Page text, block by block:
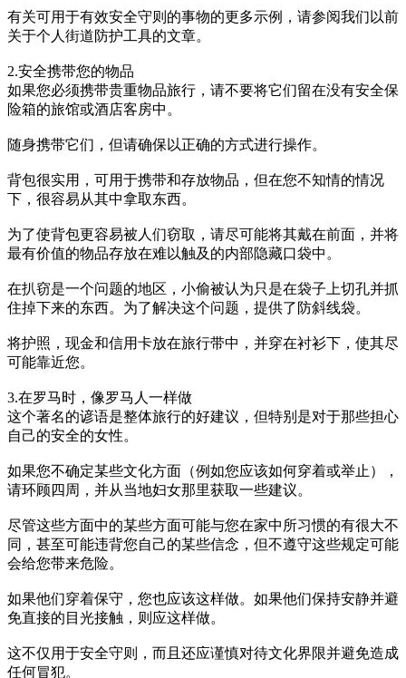
有关可用于有效安全守则的事物的更多示例，请参阅我们以前
关于个人街道防护工具的文章。
2.安全携带您的物品
如果您必须携带贵重物品旅行，请不要将它们留在没有安全保
险箱的旅馆或酒店客房中。
随身携带它们，但请确保以正确的方式进行操作。
背包很实用，可用于携带和存放物品，但在您不知情的情况
下，很容易从其中拿取东西。
为了使背包更容易被人们窃取，请尽可能将其戴在前面，并将
最有价值的物品存放在难以触及的内部隐藏口袋中。
在扒窃是一个问题的地区，小偷被认为只是在袋子上切孔并抓
住掉下来的东西。为了解决这个问题，提供了防斜线袋。
将护照，现金和信用卡放在旅行带中，并穿在衬衫下，使其尽
可能靠近您。
3.在罗马时，像罗马人一样做
这个著名的谚语是整体旅行的好建议，但特别是对于那些担心
自己的安全的女性。
如果您不确定某些文化方面（例如您应该如何穿着或举止），
请环顾四周，并从当地妇女那里获取一些建议。
尽管这些方面中的某些方面可能与您在家中所习惯的有很大不
同，甚至可能违背您自己的某些信念，但不遵守这些规定可能
会给您带来危险。
如果他们穿着保守，您也应该这样做。如果他们保持安静并避
免直接的目光接触，则应这样做。
这不仅用于安全守则，而且还应谨慎对待文化界限并避免造成
任何冒犯。